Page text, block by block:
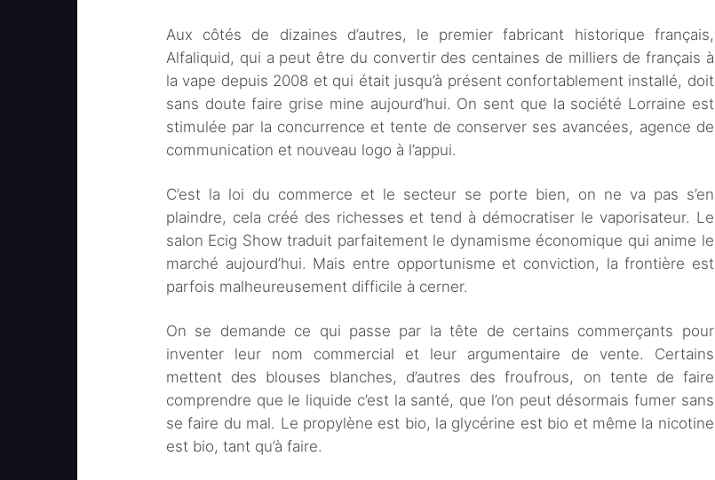
Aux côtés de dizaines d’autres, le premier fabricant historique français,
Alfaliquid, qui a peut être du convertir des centaines de milliers de français à
la vape depuis 2008 et qui était jusqu’à présent confortablement installé, doit
sans doute faire grise mine aujourd’hui. On sent que la société Lorraine est
stimulée par la concurrence et tente de conserver ses avancées, agence de
communication et nouveau logo à l’appui.
C’est la loi du commerce et le secteur se porte bien, on ne va pas s’en
plaindre, cela créé des richesses et tend à démocratiser le vaporisateur. Le
salon Ecig Show traduit parfaitement le dynamisme économique qui anime le
marché aujourd’hui. Mais entre opportunisme et conviction, la frontière est
parfois malheureusement difficile à cerner.
On se demande ce qui passe par la tête de certains commerçants pour
inventer leur nom commercial et leur argumentaire de vente. Certains
mettent des blouses blanches, d’autres des froufrous, on tente de faire
comprendre que le liquide c’est la santé, que l’on peut désormais fumer sans
se faire du mal. Le propylène est bio, la glycérine est bio et même la nicotine
est bio, tant qu’à faire.